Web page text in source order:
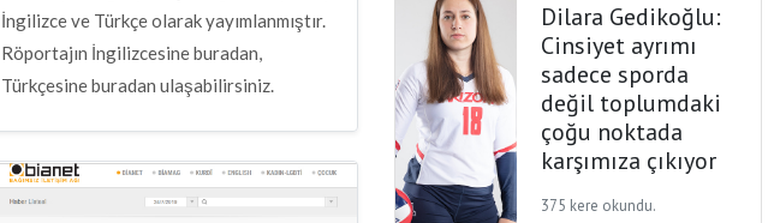
İngilizce ve Türkçe olarak yayımlanmıştır.
Röportajın İngilizcesine buradan,
Türkçesine buradan ulaşabilirsiniz.
Dilara Gedikoğlu:
Cinsiyet ayrımı
sadece sporda
değil toplumdaki
çoğu noktada
karşımıza çıkıyor
375 kere okundu.